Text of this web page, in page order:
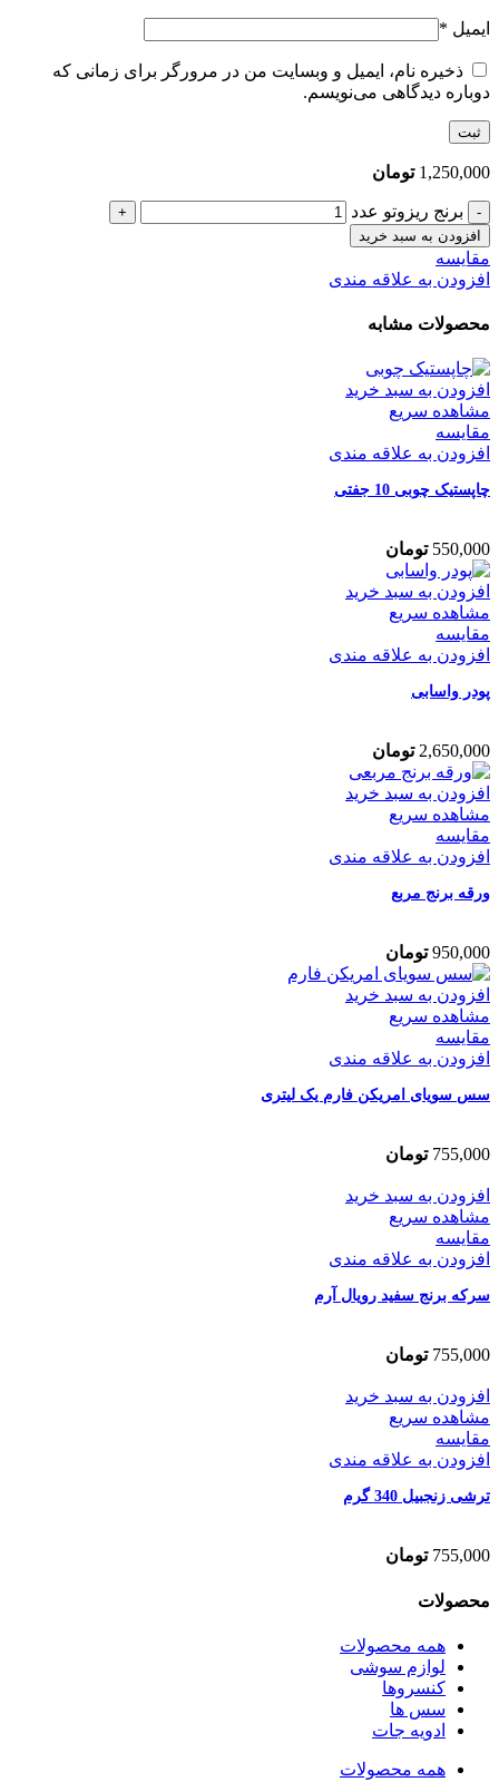
ایمیل *
ذخیره نام، ایمیل و وبسایت من در مرورگر برای زمانی که
دوباره دیدگاهی می‌نویسم.
1,250,000 تومان
برنج ریزوتو عدد
افزودن به سبد خرید
مقایسه
افزودن به علاقه مندی
محصولات مشابه
افزودن به سبد خرید
مشاهده سریع
مقایسه
افزودن به علاقه مندی
چاپستیک چوبی 10 جفتی
550,000 تومان
افزودن به سبد خرید
مشاهده سریع
مقایسه
افزودن به علاقه مندی
پودر واسابی
2,650,000 تومان
افزودن به سبد خرید
مشاهده سریع
مقایسه
افزودن به علاقه مندی
ورقه برنج مربع
950,000 تومان
افزودن به سبد خرید
مشاهده سریع
مقایسه
افزودن به علاقه مندی
سس سویای امریکن فارم یک لیتری
755,000 تومان
افزودن به سبد خرید
مشاهده سریع
مقایسه
افزودن به علاقه مندی
سرکه برنج سفید رویال آرم
755,000 تومان
افزودن به سبد خرید
مشاهده سریع
مقایسه
افزودن به علاقه مندی
ترشی زنجبیل 340 گرم
755,000 تومان
محصولات
همه محصولات
لوازم سوشی
کنسروها
سس ها
ادویه جات
همه محصولات